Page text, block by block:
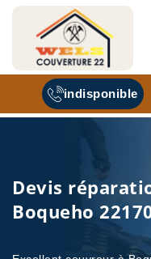
indisponible
Devis
Boqueho